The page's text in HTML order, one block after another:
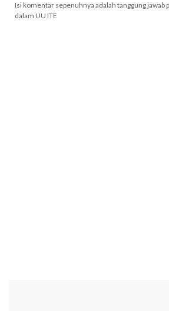
Isi komentar sepenuhnya adalah tanggung jawab
dalam UU ITE